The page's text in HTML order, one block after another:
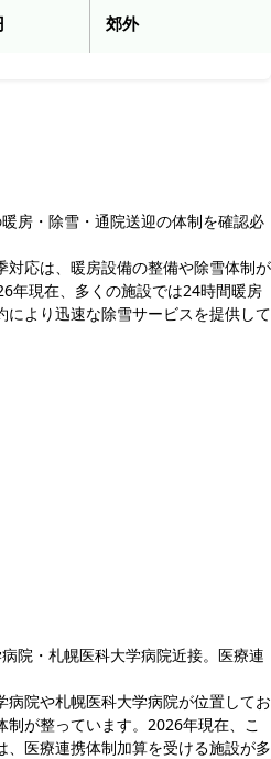
郊外
房・除雪・通院送迎の体制を確認必
応は、暖房設備の整備や除雪体制が
年現在、多くの施設では24時間暖房
により迅速な除雪サービスを提供して
院・札幌医科大学病院近接。医療連
院や札幌医科大学病院が位置してお
制が整っています。2026年現在、こ
医療連携体制加算を受ける施設が多